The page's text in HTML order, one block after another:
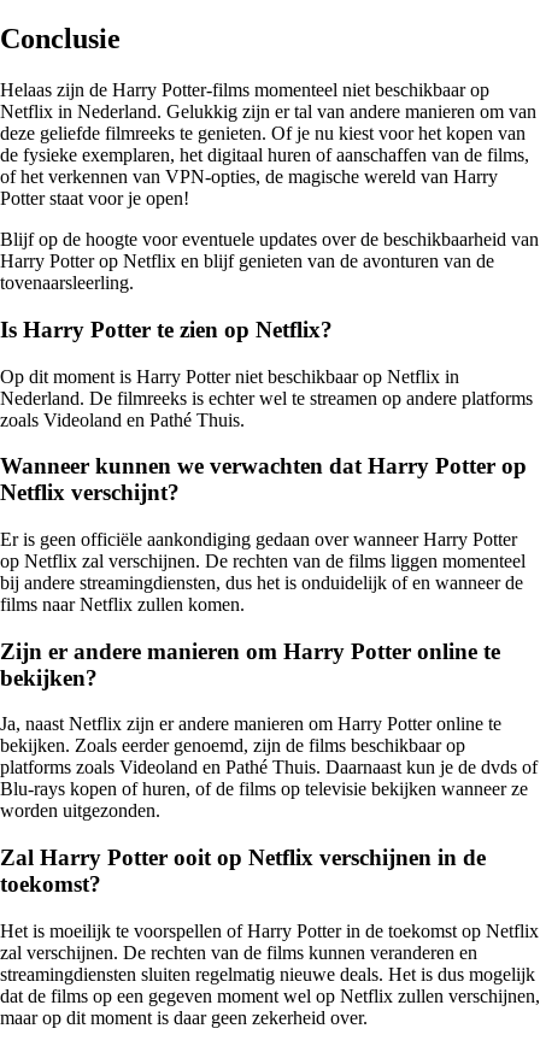
Conclusie
Helaas zijn de Harry Potter-films momenteel niet beschikbaar op
Netflix in Nederland. Gelukkig zijn er tal van andere manieren om van
deze geliefde filmreeks te genieten. Of je nu kiest voor het kopen van
de fysieke exemplaren, het digitaal huren of aanschaffen van de films,
of het verkennen van VPN-opties, de magische wereld van Harry
Potter staat voor je open!
Blijf op de hoogte voor eventuele updates over de beschikbaarheid van
Harry Potter op Netflix en blijf genieten van de avonturen van de
tovenaarsleerling.
Is Harry Potter te zien op Netflix?
Op dit moment is Harry Potter niet beschikbaar op Netflix in
Nederland. De filmreeks is echter wel te streamen op andere platforms
zoals Videoland en Pathé Thuis.
Wanneer kunnen we verwachten dat Harry Potter op
Netflix verschijnt?
Er is geen officiële aankondiging gedaan over wanneer Harry Potter
op Netflix zal verschijnen. De rechten van de films liggen momenteel
bij andere streamingdiensten, dus het is onduidelijk of en wanneer de
films naar Netflix zullen komen.
Zijn er andere manieren om Harry Potter online te
bekijken?
Ja, naast Netflix zijn er andere manieren om Harry Potter online te
bekijken. Zoals eerder genoemd, zijn de films beschikbaar op
platforms zoals Videoland en Pathé Thuis. Daarnaast kun je de dvds of
Blu-rays kopen of huren, of de films op televisie bekijken wanneer ze
worden uitgezonden.
Zal Harry Potter ooit op Netflix verschijnen in de
toekomst?
Het is moeilijk te voorspellen of Harry Potter in de toekomst op Netflix
zal verschijnen. De rechten van de films kunnen veranderen en
streamingdiensten sluiten regelmatig nieuwe deals. Het is dus mogelijk
dat de films op een gegeven moment wel op Netflix zullen verschijnen,
maar op dit moment is daar geen zekerheid over.